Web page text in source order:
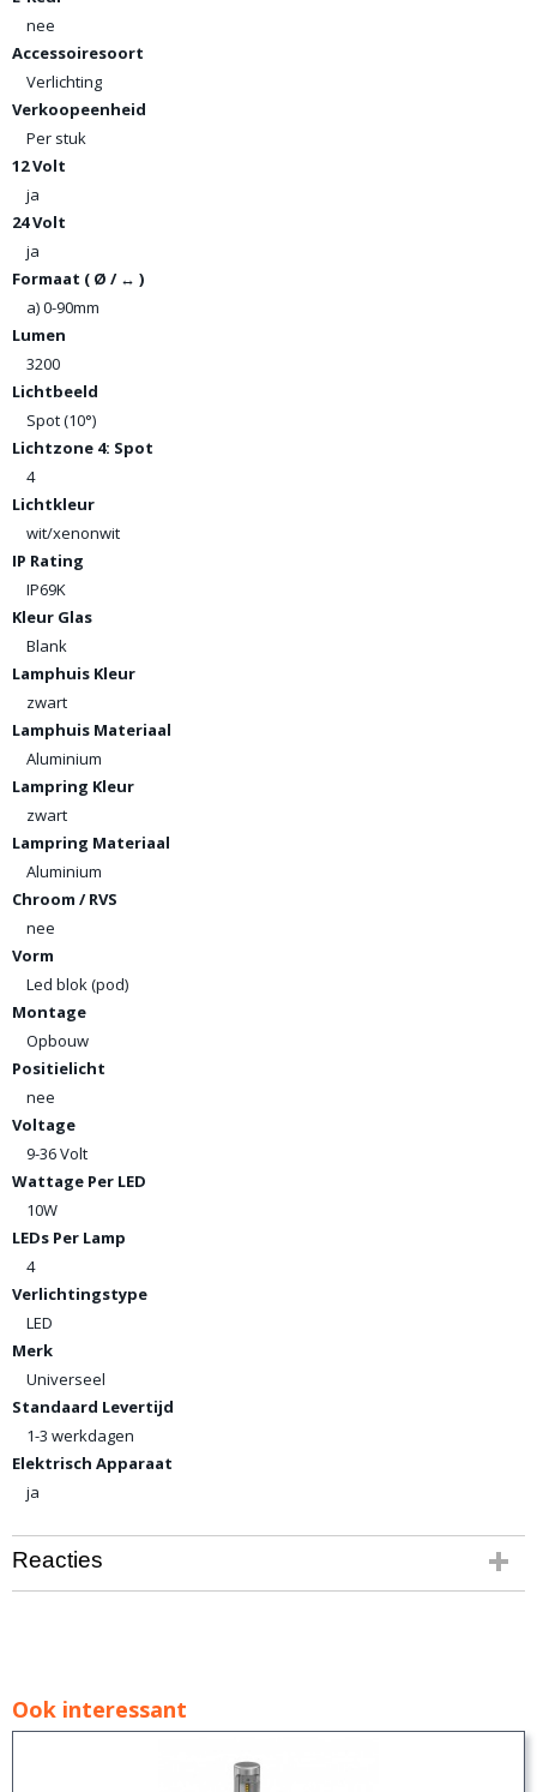
nee
Accessoiresoort
Verlichting
Verkoopeenheid
Per stuk
12 Volt
ja
24 Volt
ja
Formaat ( Ø / ↔ )
a) 0-90mm
Lumen
3200
Lichtbeeld
Spot (10°)
Lichtzone 4: Spot
4
Lichtkleur
wit/xenonwit
IP Rating
IP69K
Kleur Glas
Blank
Lamphuis Kleur
zwart
Lamphuis Materiaal
Aluminium
Lampring Kleur
zwart
Lampring Materiaal
Aluminium
Chroom / RVS
nee
Vorm
Led blok (pod)
Montage
Opbouw
Positielicht
nee
Voltage
9-36 Volt
Wattage Per LED
10W
LEDs Per Lamp
4
Verlichtingstype
LED
Merk
Universeel
Standaard Levertijd
1-3 werkdagen
Elektrisch Apparaat
ja
Reacties
Ook interessant